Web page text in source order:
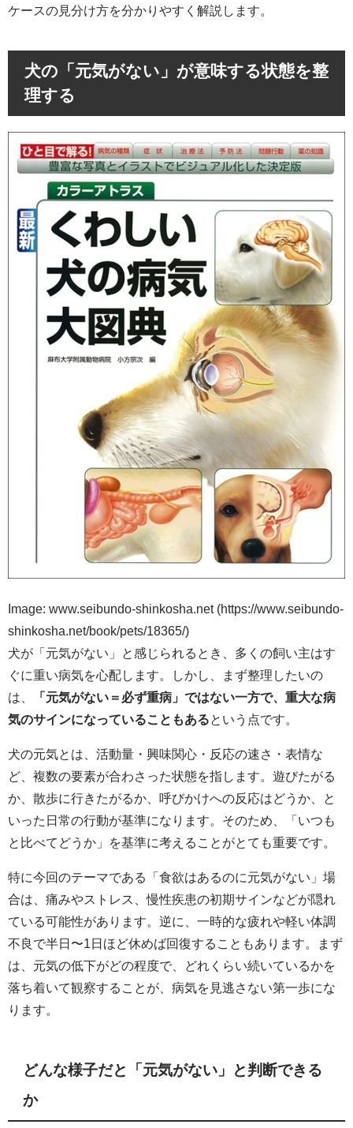
ケースの見分け方を分かりやすく解説します。
犬の「元気がない」が意味する状態を整
理する
Image: www.seibundo-shinkosha.net (https://www.seibundo-
shinkosha.net/book/pets/18365/)
犬が「元気がない」と感じられるとき、多くの飼い主はす
ぐに重い病気を心配します。しかし、まず整理したいの
は、
「元気がない＝必ず重病」ではない一方で、重大な病
気のサインになっていることもある という点です。
犬の元気とは、活動量・興味関心・反応の速さ・表情な
ど、複数の要素が合わさった状態を指します。遊びたがる
か、散歩に行きたがるか、呼びかけへの反応はどうか、と
いった日常の行動が基準になります。そのため、「いつも
と比べてどうか」を基準に考えることがとても重要です。
特に今回のテーマである「食欲はあるのに元気がない」場
合は、痛みやストレス、慢性疾患の初期サインなどが隠れ
ている可能性があります。逆に、一時的な疲れや軽い体調
不良で半日〜1日ほど休めば回復することもあります。まず
は、元気の低下がどの程度で、どれくらい続いているかを
落ち着いて観察することが、病気を見逃さない第一歩にな
ります。
どんな様子だと「元気がない」と判断できる
か